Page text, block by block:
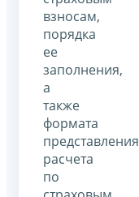
взносам,
порядка
ее
заполнения,
а
также
формата
представления
расчета
по